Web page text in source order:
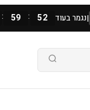
|נגמר בעוד : 59 : 51